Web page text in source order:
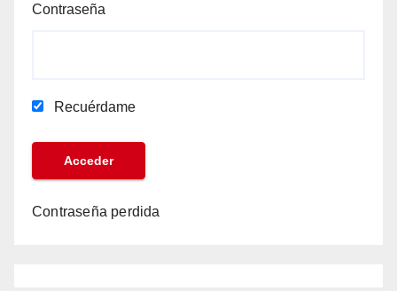
Contraseña
Recuérdame
Contraseña perdida